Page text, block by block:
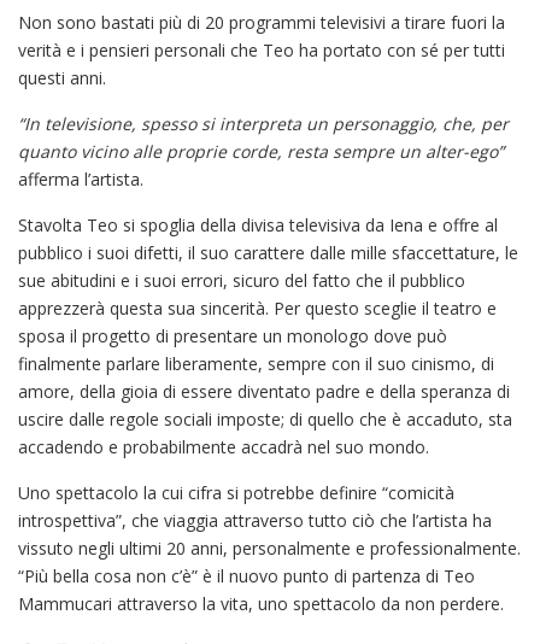
Non sono bastati più di 20 programmi televisivi a tirare fuori la
verità e i pensieri personali che Teo ha portato con sé per tutti
questi anni.
“In televisione, spesso si interpreta un personaggio, che, per
quanto vicino alle proprie corde, resta sempre un alter-ego”
afferma l’artista.
Stavolta Teo si spoglia della divisa televisiva da Iena e offre al
pubblico i suoi difetti, il suo carattere dalle mille sfaccettature, le
sue abitudini e i suoi errori, sicuro del fatto che il pubblico
apprezzerà questa sua sincerità. Per questo sceglie il teatro e
sposa il progetto di presentare un monologo dove può
finalmente parlare liberamente, sempre con il suo cinismo, di
amore, della gioia di essere diventato padre e della speranza di
uscire dalle regole sociali imposte; di quello che è accaduto, sta
accadendo e probabilmente accadrà nel suo mondo.
Uno spettacolo la cui cifra si potrebbe definire “comicità
introspettiva”, che viaggia attraverso tutto ciò che l’artista ha
vissuto negli ultimi 20 anni, personalmente e professionalmente.
“Più bella cosa non c’è” è il nuovo punto di partenza di Teo
Mammucari attraverso la vita, uno spettacolo da non perdere.